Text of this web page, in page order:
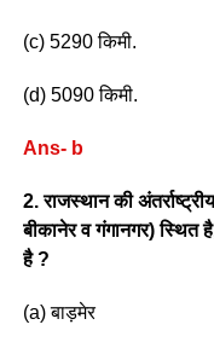
(c) 5290 किमी.
(d) 5090 किमी.
Ans- b
2. राजस्थान की
बीकानेर व गंगानगर) स्थित
है ?
(a) बाड़मेर